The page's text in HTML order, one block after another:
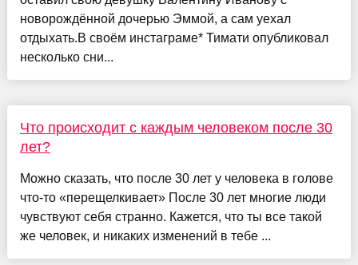
новорождённой дочерью Эммой, а сам уехал
отдыхать.В своём инстаграме* Тимати опубликовал
несколько сни...
Что происходит с каждым человеком после 30
лет?
Можно сказать, что после 30 лет у человека в голове
что-то «перещелкивает» После 30 лет многие люди
чувствуют себя странно. Кажется, что ты все такой
же человек, и никаких изменений в тебе ...